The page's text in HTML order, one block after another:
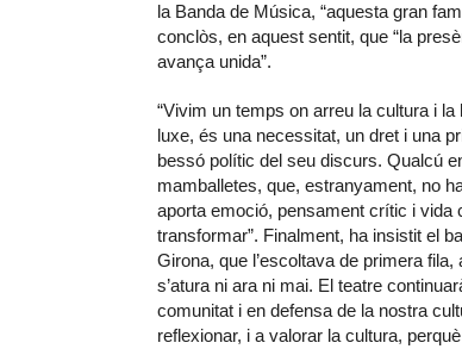
la Banda de Música, “aquesta gran
conclòs, en aquest sentit, que “la
avança unida”.
“Vivim un temps on arreu la cultura i
luxe, és una necessitat, un dret i una
bessó polític del seu discurs. Qualcú
mamballetes, que, estranyament, no
aporta emoció, pensament crític i
transformar”. Finalment, ha insistit el
Girona, que l’escoltava de primera
s’atura ni ara ni mai. El teatre
comunitat i en defensa de la nostra
reflexionar, i a valorar la cultura,